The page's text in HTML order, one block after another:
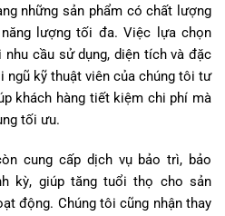
những sản phẩm có chất lượng
lượng tối đa. Việc lựa chọn
cầu sử dụng, diện tích và đặc
kỹ thuật viên của chúng tôi tư
khách hàng tiết kiệm chi phí mà
tối ưu.
cung cấp dịch vụ bảo trì, bảo
kỳ, giúp tăng tuổi thọ cho sản
động. Chúng tôi cũng nhận thay